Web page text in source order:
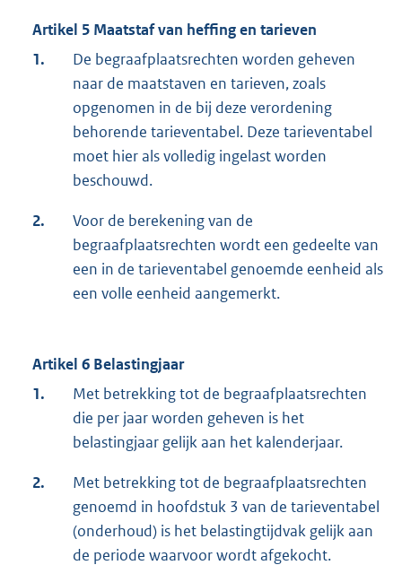
Artikel 5 Maatstaf van heffing en tarieven
1.
De begraafplaatsrechten worden geheven
naar de maatstaven en tarieven, zoals
opgenomen in de bij deze verordening
behorende tarieventabel. Deze tarieventabel
moet hier als volledig ingelast worden
beschouwd.
2.
Voor de berekening van de
begraafplaatsrechten wordt een gedeelte van
een in de tarieventabel genoemde eenheid als
een volle eenheid aangemerkt.
Artikel 6 Belastingjaar
1.
Met betrekking tot de begraafplaatsrechten
die per jaar worden geheven is het
belastingjaar gelijk aan het kalenderjaar.
2.
Met betrekking tot de begraafplaatsrechten
genoemd in hoofdstuk 3 van de tarieventabel
(onderhoud) is het belastingtijdvak gelijk aan
de periode waarvoor wordt afgekocht.